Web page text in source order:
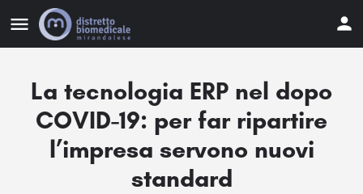
La tecnologia ERP nel dopo
COVID-19: per far ripartire
l’impresa servono nuovi
standard